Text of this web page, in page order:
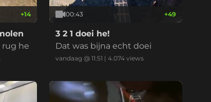
+14
rug he
00:43 +49
3 2 1 doei he!
Dat was bijna echt doei
vandaag @ 11:51 |4.074 views